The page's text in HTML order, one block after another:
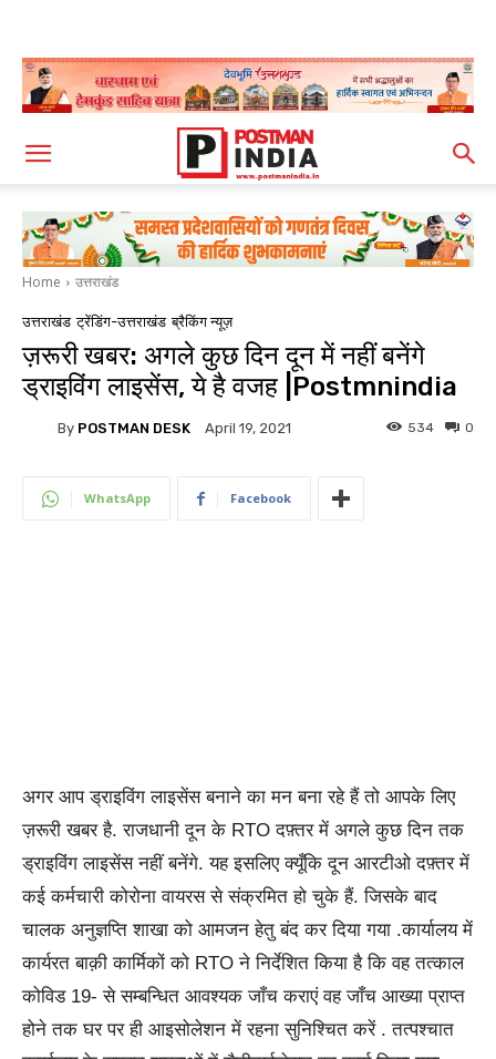
Home उत्तराखंड
उत्तराखंड ट्रेंडिंग-उत्तराखंड ब्रैकिंग न्यूज़
ज़रूरी खबर: अगले कुछ दिन दून में नहीं बनेंगे
ड्राइविंग लाइसेंस, ये है वजह |Postmnindia
By POSTMAN DESK April 19, 2021 0
534
WhatsApp Facebook
अगर आप ड्राइविंग लाइसेंस बनाने का मन बना रहे हैं तो आपके लिए
ज़रूरी खबर है. राजधानी दून के RTO दफ़्तर में अगले कुछ दिन तक
ड्राइविंग लाइसेंस नहीं बनेंगे. यह इसलिए क्यूँकि दून आरटीओ दफ़्तर में
कई कर्मचारी कोरोना वायरस से संक्रमित हो चुके हैं. जिसके बाद
चालक अनुज्ञप्ति शाखा को आमजन हेतु बंद कर दिया गया .कार्यालय में
कार्यरत बाक़ी कार्मिकों को RTO ने निर्देशित किया है कि वह तत्काल
कोविड 19- से सम्बन्धित आवश्यक जाँच कराएं वह जाँच आख्या प्राप्त
होने तक घर पर ही आइसोलेशन में रहना सुनिश्चित करें . तत्पश्चात